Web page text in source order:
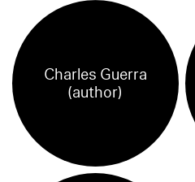
Charles Guerra
(author)